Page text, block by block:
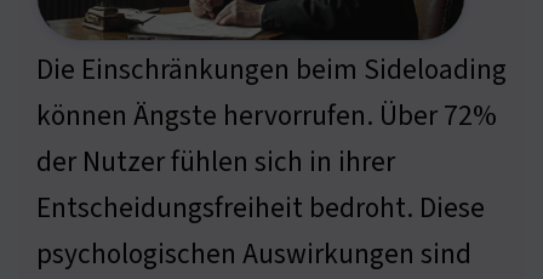
Die Einschränkungen beim Sideloading
können Ängste hervorrufen. Über 72%
der Nutzer fühlen sich in ihrer
Entscheidungsfreiheit bedroht. Diese
psychologischen Auswirkungen sind